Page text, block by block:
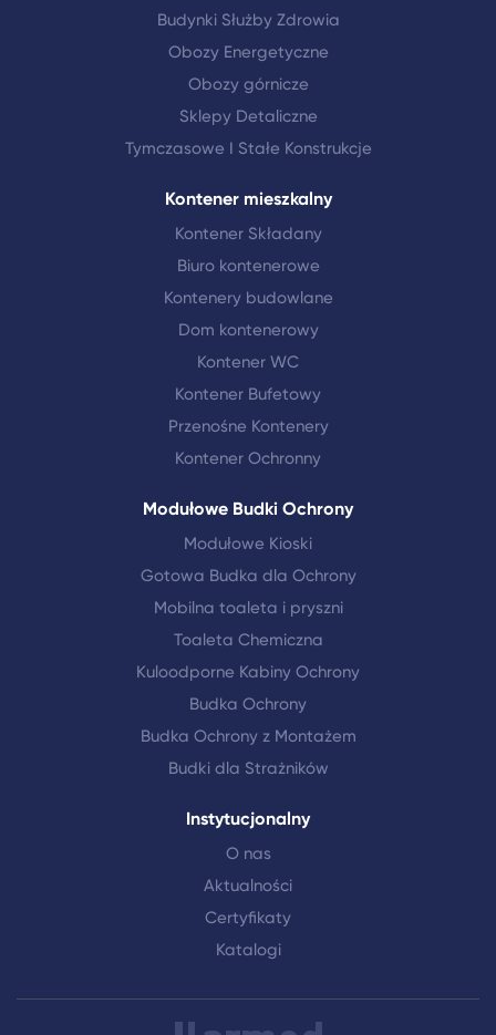
Budynki Służby Zdrowia
Obozy Energetyczne
Obozy górnicze
Sklepy Detaliczne
Tymczasowe I Stałe Konstrukcje
Kontener mieszkalny
Kontener Składany
Biuro kontenerowe
Kontenery budowlane
Dom kontenerowy
Kontener WC
Kontener Bufetowy
Przenośne Kontenery
Kontener Ochronny
Modułowe Budki Ochrony
Modułowe Kioski
Gotowa Budka dla Ochrony
Mobilna toaleta i pryszni
Toaleta Chemiczna
Kuloodporne Kabiny Ochrony
Budka Ochrony
Budka Ochrony z Montażem
Budki dla Strażników
Instytucjonalny
O nas
Aktualności
Certyfikaty
Katalogi